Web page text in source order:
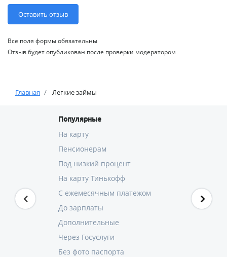
Все поля формы обязательны
Отзыв будет опубликован после проверки модератором
Главная Легкие займы
Популярные
На карту
Пенсионерам
Под низкий процент
На карту Тинькофф
С ежемесячным платежом
До зарплаты
Дополнительные
Через Госуслуги
Без фото паспорта